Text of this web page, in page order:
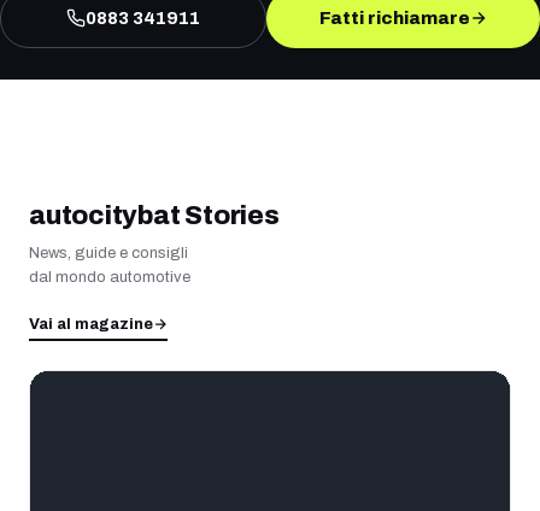
0883 341911 Fatti richiamare
autocitybat Stories
News, guide e consigli
dal mondo automotive
Vai al magazine